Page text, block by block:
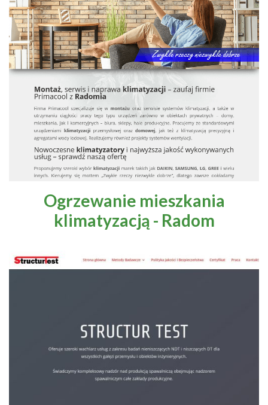
Ogrzewanie mieszkania
klimatyzacją - Radom